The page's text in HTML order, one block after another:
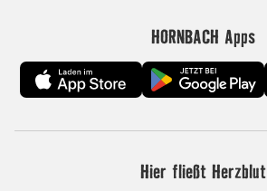
HORNBACH Apps
Hier fließt Herzblut